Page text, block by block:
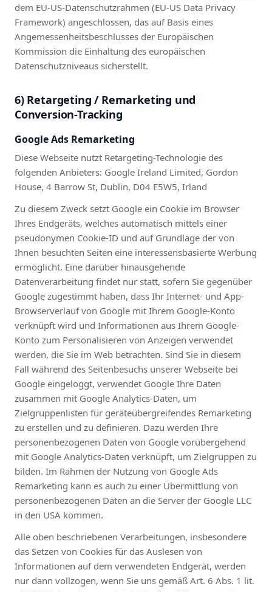
dem EU-US-Datenschutzrahmen (EU-US Data Privacy
Framework) angeschlossen, das auf Basis eines
Angemessenheitsbeschlusses der Europäischen
Kommission die Einhaltung des europäischen
Datenschutzniveaus sicherstellt.
6) Retargeting / Remarketing und
Conversion-Tracking
Google Ads Remarketing
Diese Webseite nutzt Retargeting-Technologie des
folgenden Anbieters: Google Ireland Limited, Gordon
House, 4 Barrow St, Dublin, D04 E5W5, Irland
Zu diesem Zweck setzt Google ein Cookie im Browser
Ihres Endgeräts, welches automatisch mittels einer
pseudonymen Cookie-ID und auf Grundlage der von
Ihnen besuchten Seiten eine interessensbasierte Werbung
ermöglicht. Eine darüber hinausgehende
Datenverarbeitung findet nur statt, sofern Sie gegenüber
Google zugestimmt haben, dass Ihr Internet- und App-
Browserverlauf von Google mit Ihrem Google-Konto
verknüpft wird und Informationen aus Ihrem Google-
Konto zum Personalisieren von Anzeigen verwendet
werden, die Sie im Web betrachten. Sind Sie in diesem
Fall während des Seitenbesuchs unserer Webseite bei
Google eingeloggt, verwendet Google Ihre Daten
zusammen mit Google Analytics-Daten, um
Zielgruppenlisten für geräteübergreifendes Remarketing
zu erstellen und zu definieren. Dazu werden Ihre
personenbezogenen Daten von Google vorübergehend
mit Google Analytics-Daten verknüpft, um Zielgruppen zu
bilden. Im Rahmen der Nutzung von Google Ads
Remarketing kann es auch zu einer Übermittlung von
personenbezogenen Daten an die Server der Google LLC
in den USA kommen.
Alle oben beschriebenen Verarbeitungen, insbesondere
das Setzen von Cookies für das Auslesen von
Informationen auf dem verwendeten Endgerät, werden
nur dann vollzogen, wenn Sie uns gemäß Art. 6 Abs. 1 lit.